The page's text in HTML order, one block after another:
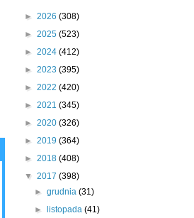
► 2026 (308)
► 2025 (523)
► 2024 (412)
► 2023 (395)
► 2022 (420)
► 2021 (345)
► 2020 (326)
► 2019 (364)
► 2018 (408)
▼ 2017 (398)
►grudnia(31)
►
listopada(41)